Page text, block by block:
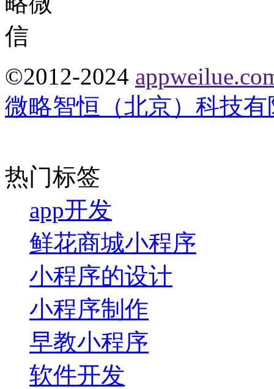
©2012-2024
微略智恒（北京）科技有
热门标签
app开发
鲜花商城小程序
小程序的设计
小程序制作
早教小程序
软件开发